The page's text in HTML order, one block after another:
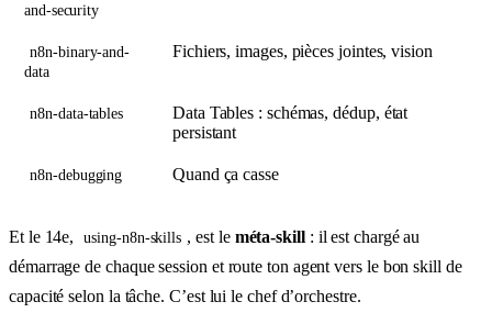
and-security
n8n-binary-and-
data
Fichiers, images, pièces jointes, vision
n8n-data-tables
Data Tables : schémas, dédup, état
persistant
n8n-debugging Quand ça casse
Et le 14e, using-n8n-skills , est le méta-skill: il est chargé au
démarrage de chaque session et route ton agent vers le bon skill de
capacité selon la tâche. C’est lui le chef d’orchestre.